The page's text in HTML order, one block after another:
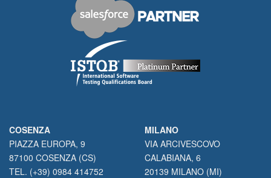
COSENZA
PIAZZA EUROPA, 9
87100 COSENZA (CS)
TEL. (+39) 0984 414752
MILANO
VIA ARCIVESCOVO
CALABIANA, 6
20139 MILANO (MI)